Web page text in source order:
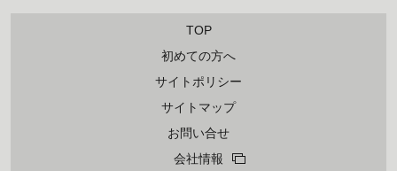
TOP
初めての方へ
サイトポリシー
サイトマップ
お問い合せ
会社情報